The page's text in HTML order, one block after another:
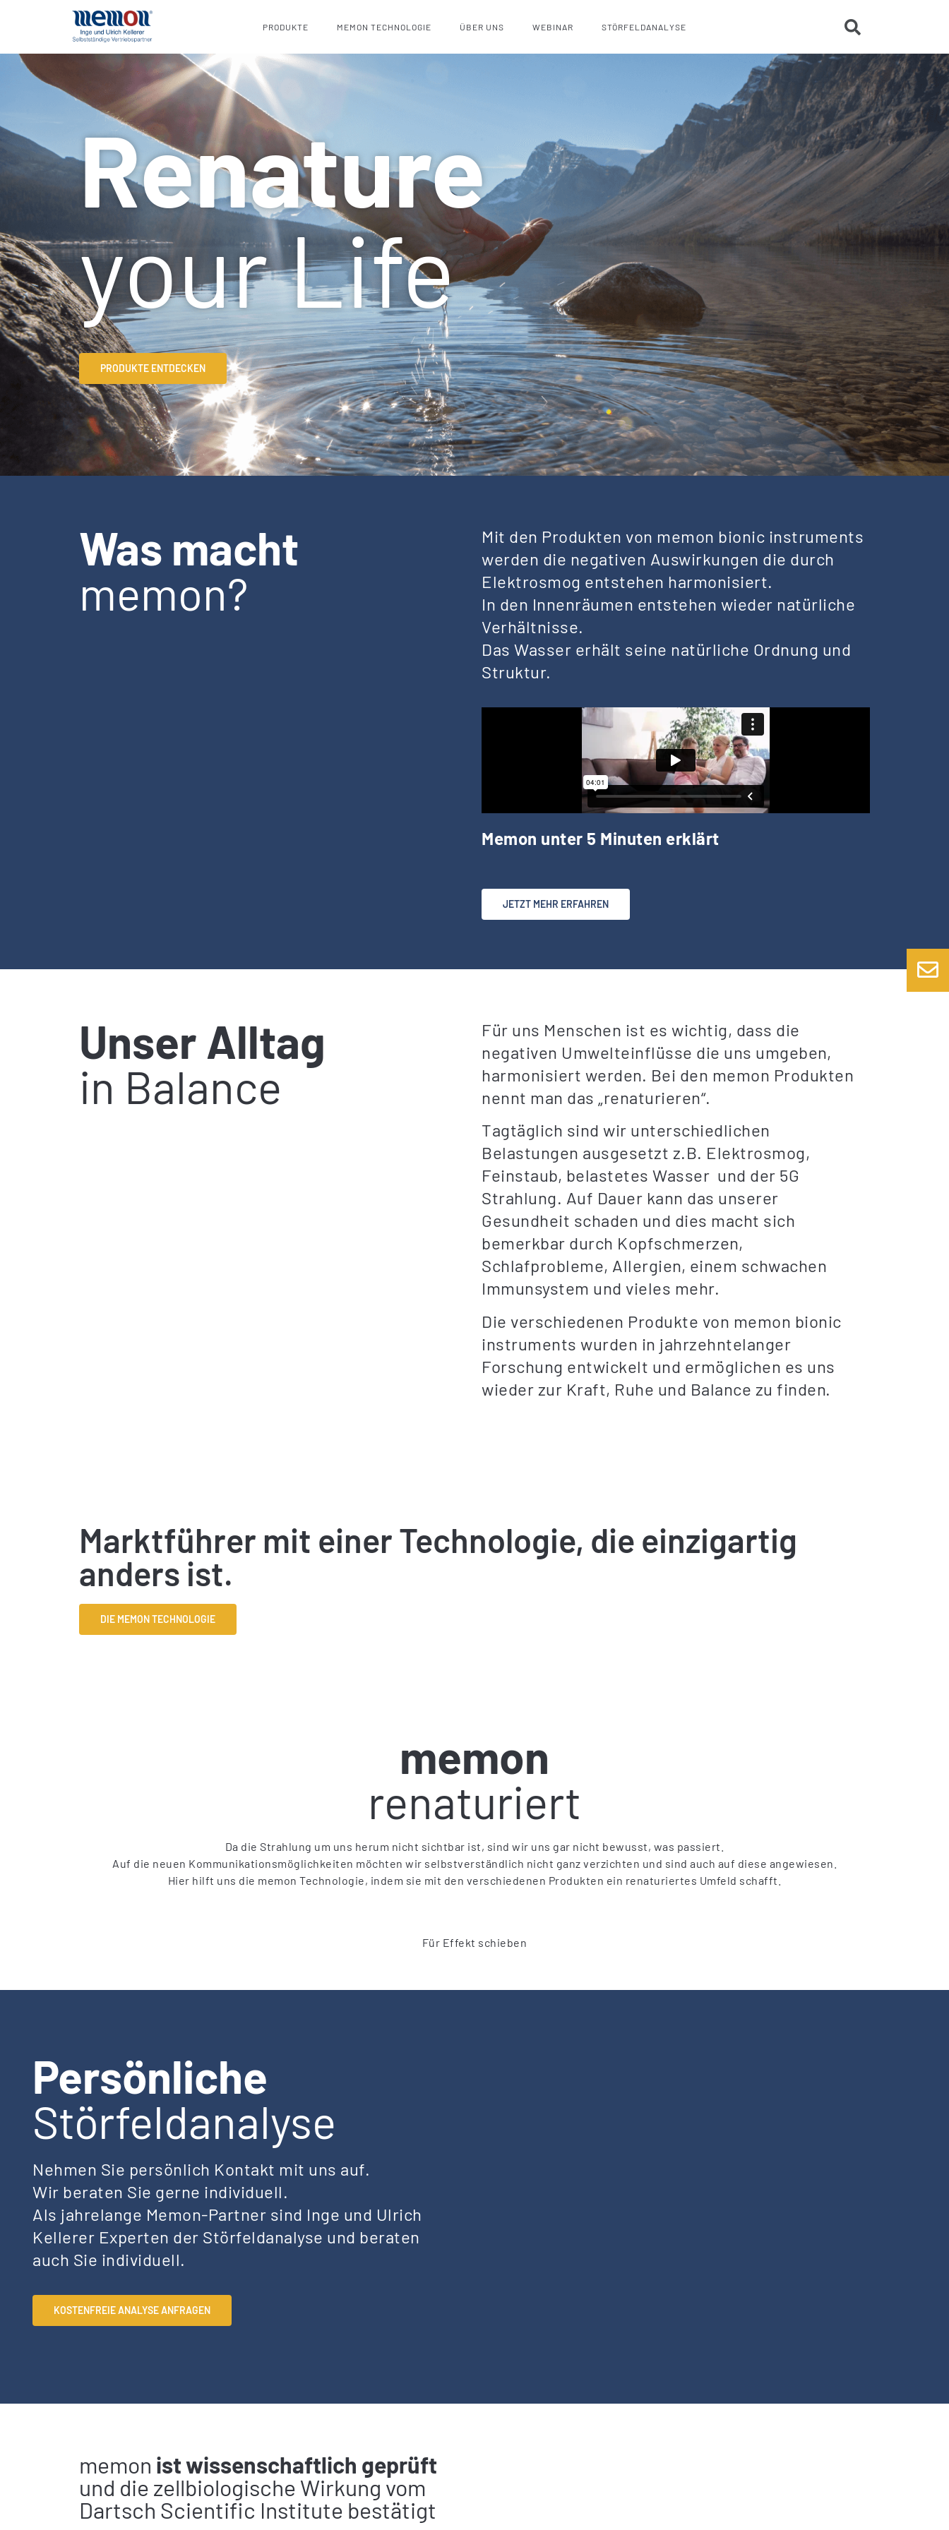
PRODUKTE MEMON TECHNOLOGIE ÜBER UNS WEBINAR STÖRFELDANALYSE
Renature
your Life
PRODUKTE ENTDECKEN
Was macht
memon?
Mit den Produkten von memon bionic instruments
werden die negativen Auswirkungen die durch
Elektrosmog entstehen harmonisiert.
In den Innenräumen entstehen wieder natürliche
Verhältnisse.
Das Wasser erhält seine natürliche Ordnung und
Struktur.
Memon unter 5 Minuten erklärt
JETZT MEHR ERFAHREN
Unser Alltag
in Balance
Für uns Menschen ist es wichtig, dass die
negativen Umwelteinflüsse die uns umgeben,
harmonisiert werden. Bei den memon Produkten
nennt man das „renaturieren“.
Tagtäglich sind wir unterschiedlichen
Belastungen ausgesetzt z.B. Elektrosmog,
Feinstaub, belastetes Wasser und der 5G
Strahlung. Auf Dauer kann das unserer
Gesundheit schaden und dies macht sich
bemerkbar durch Kopfschmerzen,
Schlafprobleme, Allergien, einem schwachen
Immunsystem und vieles mehr.
Die verschiedenen Produkte von memon bionic
instruments wurden in jahrzehntelanger
Forschung entwickelt und ermöglichen es uns
wieder zur Kraft, Ruhe und Balance zu finden.
Marktführer mit einer Technologie, die einzigartig
anders ist.
DIE MEMON TECHNOLOGIE
memon
renaturiert
Da die Strahlung um uns herum nicht sichtbar ist, sind wir uns gar nicht bewusst, was passiert.
Auf die neuen Kommunikationsmöglichkeiten möchten wir selbstverständlich nicht ganz verzichten und sind auch auf diese angewiesen.
Hier hilft uns die memon Technologie, indem sie mit den verschiedenen Produkten ein renaturiertes Umfeld schafft.
Für Effekt schieben
Persönliche
Störfeldanalyse
Nehmen Sie persönlich Kontakt mit uns auf.
Wir beraten Sie gerne individuell.
Als jahrelange Memon-Partner sind Inge und Ulrich
Kellerer Experten der Störfeldanalyse und beraten
auch Sie individuell.
KOSTENFREIE ANALYSE ANFRAGEN
memon ist wissenschaftlich geprüft
und die zellbiologische Wirkung vom
Dartsch Scientific Institute bestätigt